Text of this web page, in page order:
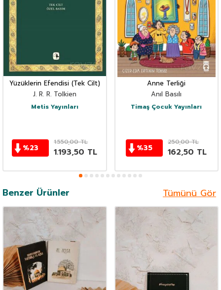
Yüzüklerin Efendisi (Tek Cilt)
J. R. R. Tolkien
Metis Yayınları
%23
1.550,00TL
1.193,50 TL
Anne Terliği
Anıl Basılı
Timaş Çocuk Yayınları
%35
250,00TL
162,50 TL
Benzer Ürünler Tümünü Gör